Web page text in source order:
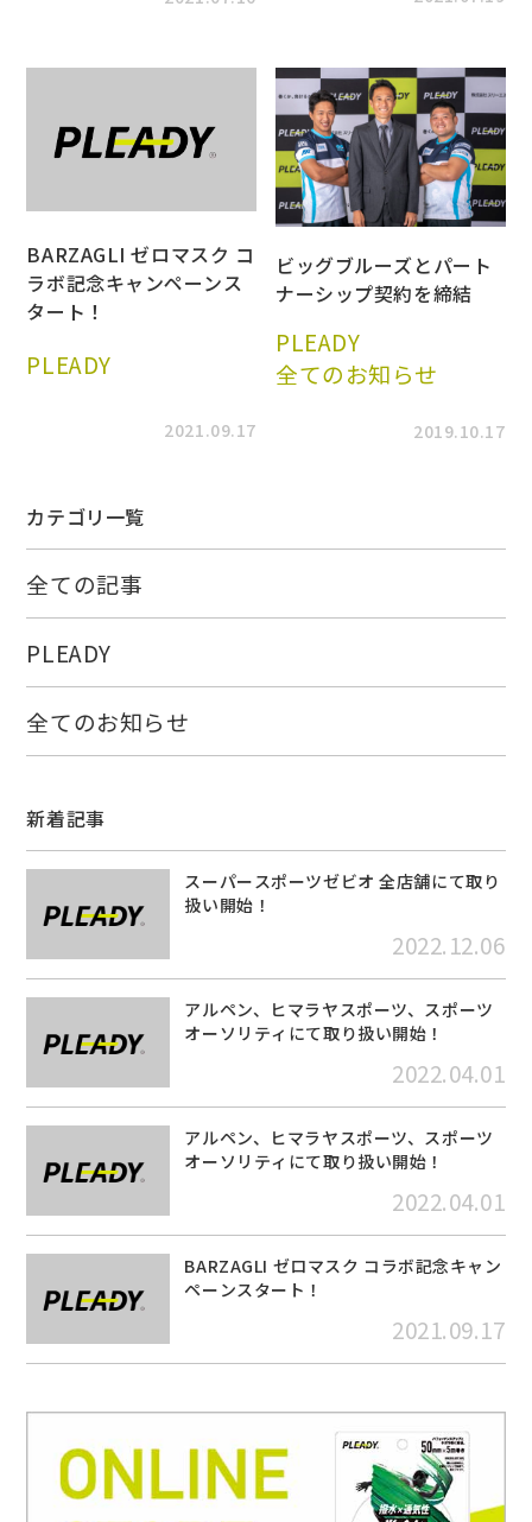
2021.09.17
BARZAGLI ゼロマスク コ
ラボ記念キャンペーンス
タート！
PLEADY
2019.10.17
ビッグブルーズとパート
ナーシップ契約を締結
PLEADY
全てのお知らせ
カテゴリ一覧
全ての記事
PLEADY
全てのお知らせ
新着記事
スーパースポーツゼビオ 全店舗にて取り
扱い開始！
2022.12.06
アルペン、ヒマラヤスポーツ、スポーツ
オーソリティにて取り扱い開始！
2022.04.01
アルペン、ヒマラヤスポーツ、スポーツ
オーソリティにて取り扱い開始！
2022.04.01
BARZAGLI ゼロマスク コラボ記念キャン
ペーンスタート！
2021.09.17